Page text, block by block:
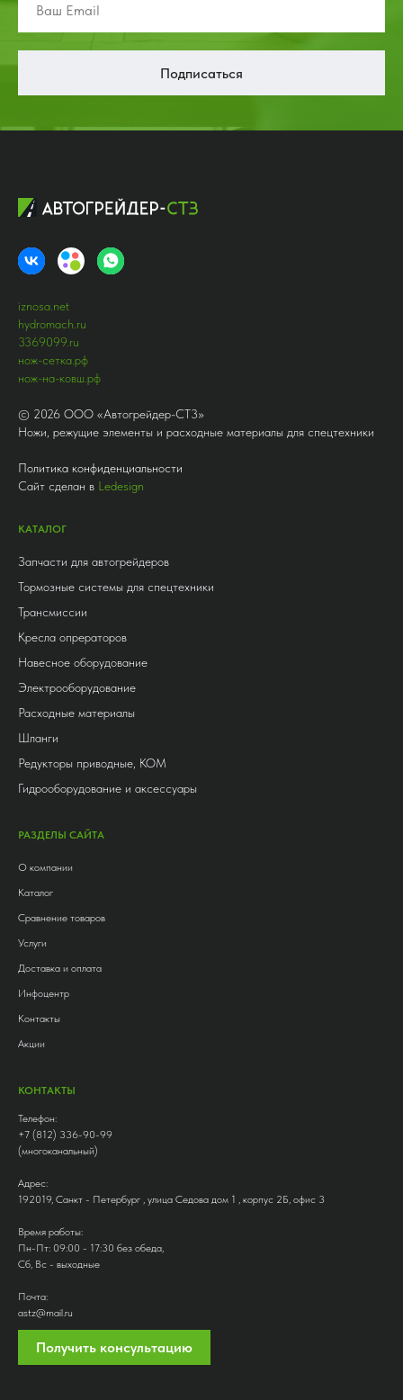
Подписаться
iznosa.net
hydromach.ru
3369099.ru
нож-сетка.рф
нож-на-ковш.рф
© 2026 ООО «Автогрейдер-СТ3»
Ножи, режущие элементы и расходные материалы для спецтехники
Политика конфиденциальности
Сайт сделан в Ledesign
КАТАЛОГ
Запчасти для автогрейдеров
Тормозные системы для спецтехники
Трансмиссии
Кресла опрераторов
Навесное оборудование
Электрооборудование
Расходные материалы
Шланги
Редукторы приводные, КОМ
Гидрооборудование и аксессуары
РАЗДЕЛЫ САЙТА
О компании
Каталог
Сравнение товаров
Услуги
Доставка и оплата
Инфоцентр
Контакты
Акции
КОНТАКТЫ
Телефон:
+7 (812) 336-90-99
(многоканальный)
Адрес:
192019, Санкт - Петербург , улица Седова дом 1 , корпус 2Б, офис 3
Время работы:
Пн-Пт: 09:00 - 17:30 без обеда,
Сб, Вс - выходные
Почта:
astz@mail.ru
Получить консультацию